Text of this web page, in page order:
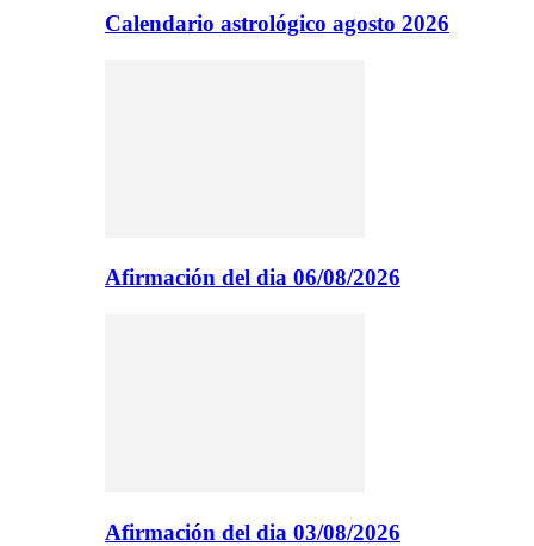
Calendario astrológico agosto 2026
Afirmación del dia 06/08/2026
Afirmación del dia 03/08/2026